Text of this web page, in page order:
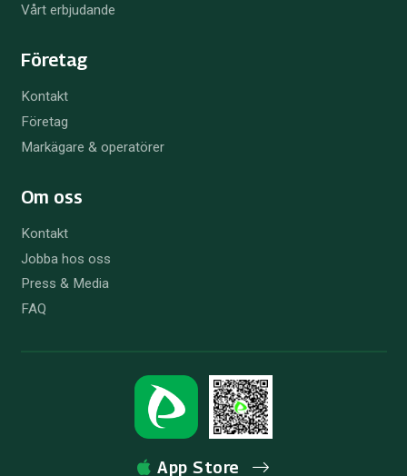
Vårt erbjudande
Företag
Kontakt
Företag
Markägare & operatörer
Om oss
Kontakt
Jobba hos oss
Press & Media
FAQ
App Store